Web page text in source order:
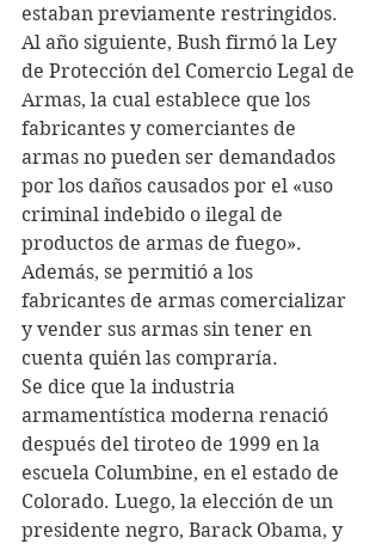
estaban previamente restringidos.
Al año siguiente, Bush firmó la Ley
de Protección del Comercio Legal de
Armas, la cual establece que los
fabricantes y comerciantes de
armas no pueden ser demandados
por los daños causados por el «uso
criminal indebido o ilegal de
productos de armas de fuego».
Además, se permitió a los
fabricantes de armas comercializar
y vender sus armas sin tener en
cuenta quién las compraría.
Se dice que la industria
armamentística moderna renació
después del tiroteo de 1999 en la
escuela Columbine, en el estado de
Colorado. Luego, la elección de un
presidente negro, Barack Obama, y